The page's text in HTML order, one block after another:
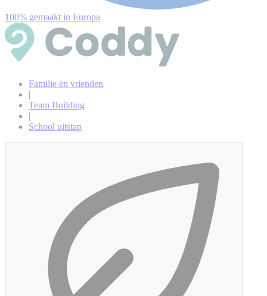
100% gemaakt in Europa
Familie en vrienden
|
Team Building
|
School uitstap